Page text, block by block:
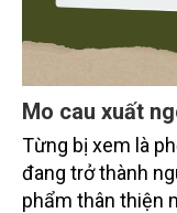
Mo cau xuất
Từng bị xem là
đang trở thành
phẩm thân thiện